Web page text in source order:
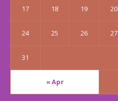
« Apr
17 18 19 20
24 25 26 27
31